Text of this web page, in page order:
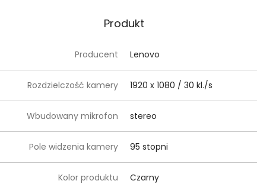
Produkt
Producent Lenovo
Rozdzielczość kamery 1920 x 1080 / 30 kl./s
Wbudowany mikrofon stereo
Pole widzenia kamery 95 stopni
Kolor produktu Czarny